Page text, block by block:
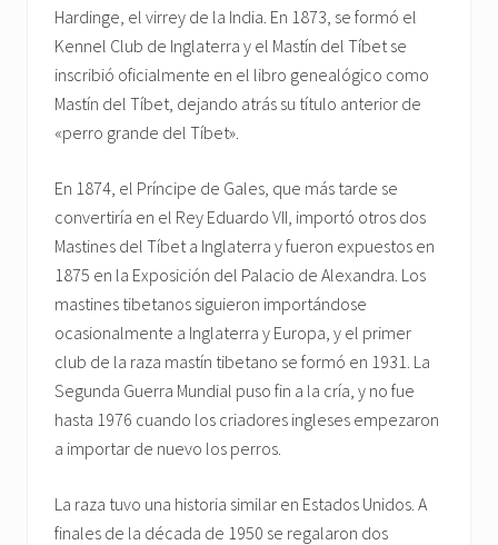
Hardinge, el virrey de la India. En 1873, se formó el
Kennel Club de Inglaterra y el Mastín del Tíbet se
inscribió oficialmente en el libro genealógico como
Mastín del Tíbet, dejando atrás su título anterior de
«perro grande del Tíbet».
En 1874, el Príncipe de Gales, que más tarde se
convertiría en el Rey Eduardo VII, importó otros dos
Mastines del Tíbet a Inglaterra y fueron expuestos en
1875 en la Exposición del Palacio de Alexandra. Los
mastines tibetanos siguieron importándose
ocasionalmente a Inglaterra y Europa, y el primer
club de la raza mastín tibetano se formó en 1931. La
Segunda Guerra Mundial puso fin a la cría, y no fue
hasta 1976 cuando los criadores ingleses empezaron
a importar de nuevo los perros.
La raza tuvo una historia similar en Estados Unidos. A
finales de la década de 1950 se regalaron dos